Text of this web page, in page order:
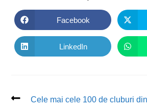
Facebook
LinkedIn
Cele mai cele 100 de cluburi